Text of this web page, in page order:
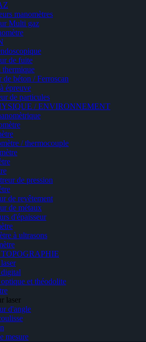
manomètres
Multi gaz
de fuite
thermique
de béton / Ferroscan
épreuve
de particules
/ ENVIRONNEMENT
/ thermocouple
de pression
de revêtement
de métaux
d'épaisseur
à ultrasons
et théodolite
laser
d'angle
mesure